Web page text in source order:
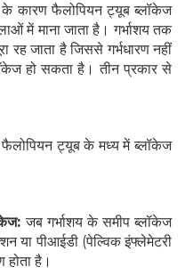
कारण फैलोपियन ट्यूब ब्लॉकेज
में माना जाता है। गर्भाशय तक
जाता है जिससे गर्भधारण नहीं
हो सकता है। तीन प्रकार से
ट्यूब के मध्य में ब्लॉकेज
जब गर्भाशय के समीप ब्लॉकेज
या पीआईडी (पेल्विक इंफ्लेमेटरी
है।